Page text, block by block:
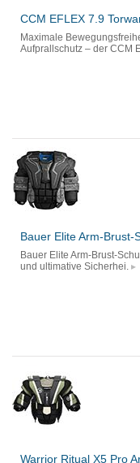
CCM EFLEX 7.9
Maximale
Aufprallschutz – der CCM
Bauer Elite Arm-Brust-
Bauer Elite Arm-Brust-
und ultimative Sicherhei.
Warrior Ritual X5 Pro